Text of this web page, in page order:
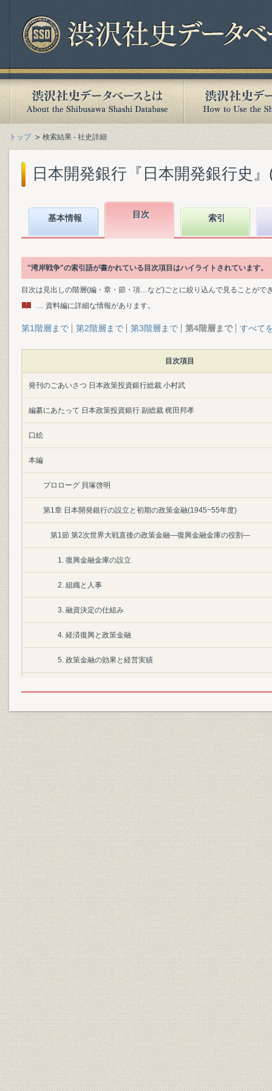
トップ 検索結果 - 社史詳細
日本開発銀行『日本開発銀行史
基本情報 目次 索引
"湾岸戦争"の索引語が書かれている目次項目はハイライトされています。
目次は見出しの階層(編・章・節・項…など)ごとに絞り込んで見ることがで
… 資料編に詳細な情報があります。
第1階層まで 第2階層まで 第3階層まで 第4階層まで すべて
目次項目
発刊のごあいさつ 日本政策投資銀行総裁 小村武
編纂にあたって 日本政策投資銀行 副総裁 梶田邦孝
口絵
本編
プロローグ 貝塚啓明
第1章 日本開発銀行の設立と初期の政策金融(1945~55年度)
第1節 第2次世界大戦直後の政策金融―復興金融金庫の役割―
1. 復興金融金庫の設立
2. 組織と人事
3. 融資決定の仕組み
4. 経済復興と政策金融
5. 政策金融の効果と経営実績
1. 市場経済への移行と新しい政策金融機構の模索
2. 開銀と復金の相違
3. 1952・1953年開銀法改正と業務の承継・分離
第3節 初期の政策金融
1. 日本開発銀行の組織と人事
2. 融資決定の仕組み
3. 融資方針と融資実績
4. 政策金融の効果と経営実績
第2章 高度成長の基盤整備と融資活動の拡大(1956~65年度)
第1節 高度経済成長の進展と開放経済への移行
1. 設備投資の本格化
2. 経済政策の展開
第2節 成長資金の供給と政策金融の役割
1. 財政投融資と開銀融資の動向
2. 開銀融資の概観
第3節 業務体制の整備拡充